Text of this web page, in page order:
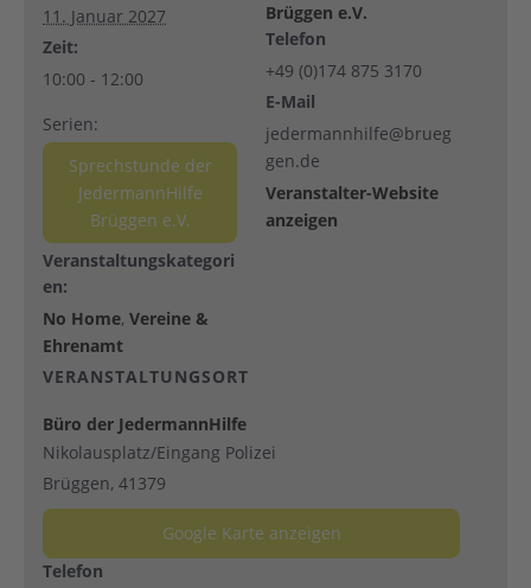
11. Januar 2027
Zeit:
10:00 - 12:00
Serien:
Sprechstunde der
JedermannHilfe
Brüggen e.V.
Veranstaltungskategori
en:
No Home, Vereine &
Ehrenamt
VERANSTALTUNGSORT
Büro der JedermannHilfe
Nikolausplatz/Eingang Polizei
Brüggen, 41379
Google Karte anzeigen
Telefon
Brüggen e.V.
Telefon
+49 (0)174 875 3170
E-Mail
jedermannhilfe@brueg
gen.de
Veranstalter-Website
anzeigen